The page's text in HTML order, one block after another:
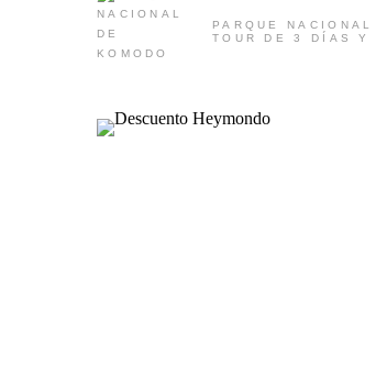
PARQUE
TOUR DE 3 DÍAS Y